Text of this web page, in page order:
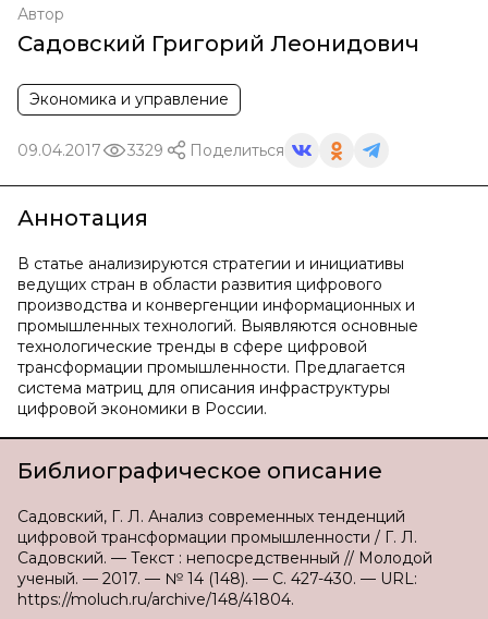
Автор
Садовский Григорий Леонидович
Экономика и управление
09.04.2017 3329 Поделиться
Аннотация
В статье анализируются стратегии и инициативы
ведущих стран в области развития цифрового
производства и конвергенции информационных и
промышленных технологий. Выявляются основные
технологические тренды в сфере цифровой
трансформации промышленности. Предлагается
система матриц для описания инфраструктуры
цифровой экономики в России.
Библиографическое описание
Садовский, Г. Л. Анализ современных тенденций
цифровой трансформации промышленности / Г. Л.
Садовский. — Текст : непосредственный // Молодой
ученый. — 2017. — № 14 (148). — С. 427-430. — URL:
https://moluch.ru/archive/148/41804.